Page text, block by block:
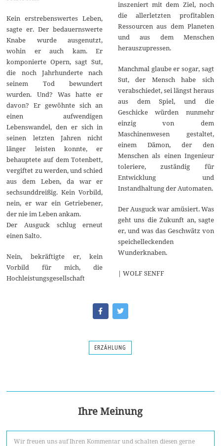
Kein erstrebenswertes Leben,
sagte er. Der bedauernswerte
Knabe wurde ausgenutzt,
wohin er auch kam. Er
komponierte Opern, sagt Sut,
die noch Jahrhunderte nach
seinem Tod bewundert
wurden. Und? Was hatte er
davon? Er gewöhnte sich an
einen aufwendigen
Lebenswandel, den er sich in
seinen letzten Jahren nicht
länger leisten konnte, er
behauptete auf dem Totenbett,
vergiftet zu werden, und schied
aus dem Leben, da war er
sechsunddreißig. Kein Vorbild,
nein, er war ein Getriebener,
der nie im Leben ankam.
Der Ausguck schlug erneut
einen Salto.
Nein, bekräftigte er, kein
Vorbild für mich, die
Hochleistungsgesellschaft
inszeniert mit dem Ziel, noch
die allerletzten profitablen
Ressourcen aus dem Planeten
und aus dem Menschen
herauszupressen.
Manchmal glaube er sogar, sagt
Sut, der Mensch habe sich
verabschiedet, sei längst heraus
aus dem Spiel, und die
Geschicke würden nunmehr
einzig von dem
Maschinenwesen gestaltet,
einem Dämon, der den
Menschen als einen Ingenieur
toleriere, zuständig für
Entwicklung und
Instandhaltung der Automaten.
Der Ausguck war amüsiert. Was
geht uns die Zukunft an, sagte
er, und was das Geschwätz von
speichelleckenden
Wunderknaben.
| WOLF SENFF
ERZÄHLUNG
Ihre Meinung